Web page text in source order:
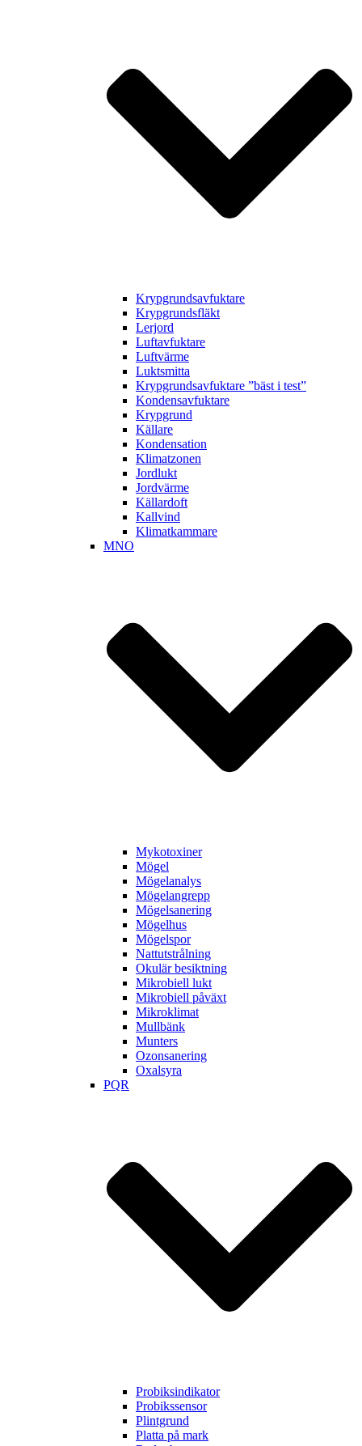
Krypgrundsavfuktare
Krypgrundsfläkt
Lerjord
Luftavfuktare
Luftvärme
Luktsmitta
Krypgrundsavfuktare ”bäst i test”
Kondensavfuktare
Krypgrund
Källare
Kondensation
Klimatzonen
Jordlukt
Jordvärme
Källardoft
Kallvind
Klimatkammare
MNO
Mykotoxiner
Mögel
Mögelanalys
Mögelangrepp
Mögelsanering
Mögelhus
Mögelspor
Nattutstrålning
Okulär besiktning
Mikrobiell lukt
Mikrobiell påväxt
Mikroklimat
Mullbänk
Munters
Ozonsanering
Oxalsyra
PQR
Probiksindikator
Probikssensor
Plintgrund
Platta på mark